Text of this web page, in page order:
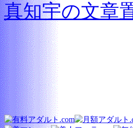
真知宇の文章